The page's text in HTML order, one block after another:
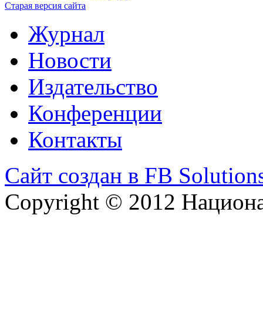
Старая версия сайта
Журнал
Новости
Издательство
Конференции
Контакты
Сайт создан в FB
Copyright © 2012